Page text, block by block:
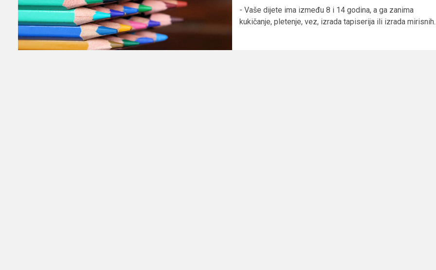
- Vaše dijete ima između 8 i 14 godina, a ga zanima
kukičanje, pletenje, vez, izrada tapiserija ili izrada